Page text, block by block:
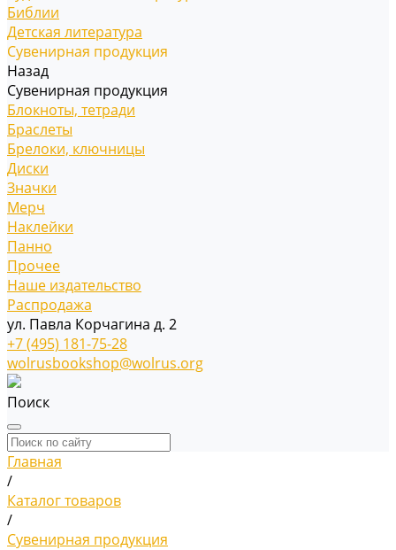
Библии
Детская литература
Сувенирная продукция
Назад
Сувенирная продукция
Блокноты, тетради
Браслеты
Брелоки, ключницы
Диски
Значки
Мерч
Наклейки
Панно
Прочее
Наше издательство
Распродажа
ул. Павла Корчагина д. 2
+7 (495) 181-75-28
wolrusbookshop@wolrus.org
Поиск
Главная
/
Каталог товаров
/
Сувенирная продукция